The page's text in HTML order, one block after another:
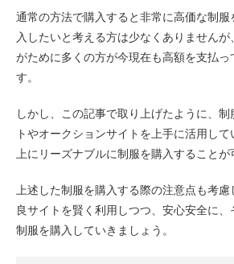
通常の方法で購入すると非常に高価な制
入したいと考える方は少なくありません
がために多くの方が今現在も高額を支払っ
す。
しかし、この記事で取り上げたように、
トやオークションサイトを上手に活用し
上にリーズナブルに制服を購入することが
上述した制服を購入する際の注意点も考
良サイトを賢く利用しつつ、安心安全に
制服を購入していきましょう。